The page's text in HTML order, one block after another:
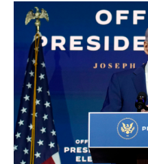
Image
principale